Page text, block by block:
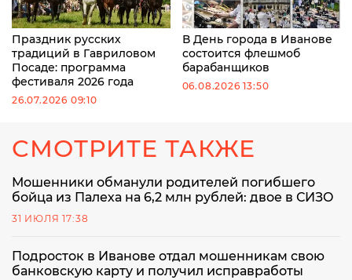
Праздник русских
традиций в Гавриловом
Посаде: программа
фестиваля 2026 года
26.07.2026 09:10
В День города в Иванове
состоится флешмоб
барабанщиков
06.08.2026 13:50
СМОТРИТЕ ТАКЖЕ
Мошенники обманули родителей погибшего
бойца из Палеха на 6,2 млн рублей: двое в СИЗО
31 ИЮЛЯ 17:38
Подросток в Иванове отдал мошенникам свою
банковскую карту и получил исправработы